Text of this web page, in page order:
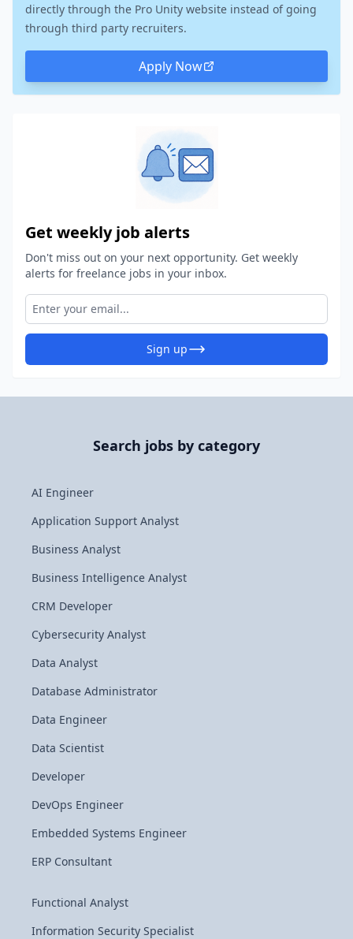
directly through the Pro Unity website instead of going
through third party recruiters.
Apply Now
Get weekly job alerts
Don't miss out on your next opportunity. Get weekly
alerts for freelance jobs in your inbox.
Sign up
Search jobs by category
AI Engineer
Application Support Analyst
Business Analyst
Business Intelligence Analyst
CRM Developer
Cybersecurity Analyst
Data Analyst
Database Administrator
Data Engineer
Data Scientist
Developer
DevOps Engineer
Embedded Systems Engineer
ERP Consultant
Functional Analyst
Information Security Specialist